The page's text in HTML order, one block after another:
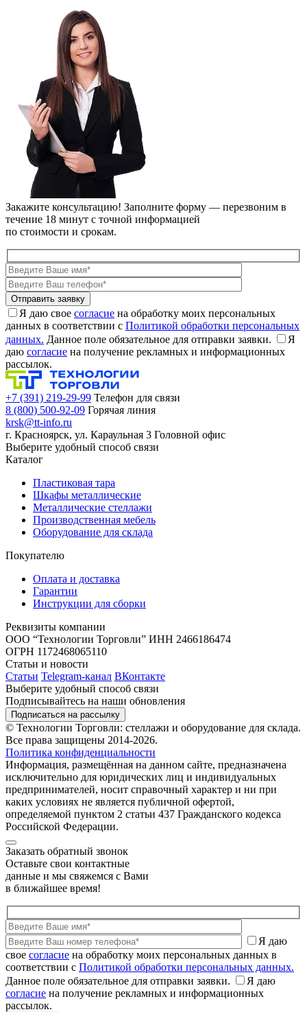
Закажите консультацию! Заполните форму — перезвоним в
течение 18 минут с точной информацией
по стоимости и срокам.
Я даю свое согласие на обработку моих персональных
данных в соответствии с Политикой обработки персональных
данных. Данное поле обязательное для отправки заявки.
Я
даю согласие на получение рекламных и информационных
рассылок.
+7 (391) 219-29-99 Телефон для связи
8 (800) 500-92-09 Горячая линия
krsk@tt-info.ru
г. Красноярск, ул. Караульная 3 Головной офис
Выберите удобный способ связи
Каталог
Пластиковая тара
Шкафы металлические
Металлические стеллажи
Производственная мебель
Оборудование для склада
Покупателю
Оплата и доставка
Гарантии
Инструкции для сборки
Реквизиты компании
ООО “Технологии Торговли” ИНН 2466186474
ОГРН 1172468065110
Статьи и новости
Статьи Telegram-канал ВКонтакте
Выберите удобный способ связи
Подписывайтесь на наши обновления
Подписаться на рассылку
© Технологии Торговли: стеллажи и оборудование для склада.
Все права защищены 2014-2026.
Политика конфиденциальности
Информация, размещённая на данном сайте, предназначена
исключительно для юридических лиц и индивидуальных
предпринимателей, носит справочный характер и ни при
каких условиях не является публичной офертой,
определяемой пунктом 2 статьи 437 Гражданского кодекса
Российской Федерации.
Заказать обратный звонок
Оставьте свои контактные
данные и мы свяжемся с Вами
в ближайшее время!
Я даю
свое согласие на обработку моих персональных данных в
соответствии с Политикой обработки персональных данных.
Данное поле обязательное для отправки заявки.
Я даю
согласие на получение рекламных и информационных
рассылок.